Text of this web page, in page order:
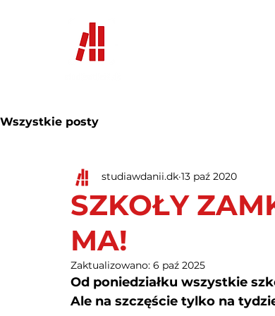
Wszystkie posty
SZKOŁY
MA!
studiawdanii.dk 13 paź 2020
Zaktualizowano: 6 paź 2025
Od poniedziałku wszystkie
Ale na szczęście tylko na